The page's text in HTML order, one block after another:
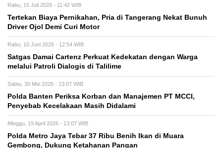
Rabu, 15 Juli 2026 - 11:42 WIB
Tertekan Biaya Pernikahan, Pria di Tangerang Nekat Bunuh
Driver Ojol Demi Curi Motor
Rabu, 10 Juni 2026 - 12:54 WIB
Satgas Damai Cartenz Perkuat Kedekatan dengan Warga
melalui Patroli Dialogis di Talilime
Sabtu, 30 Mei 2026 - 13:07 WIB
Polda Banten Periksa Korban dan Manajemen PT MCCI,
Penyebab Kecelakaan Masih Didalami
Minggu, 19 April 2026 - 13:07 WIB
Polda Metro Jaya Tebar 37 Ribu Benih Ikan di Muara
Gembong, Dukung Ketahanan Pangan